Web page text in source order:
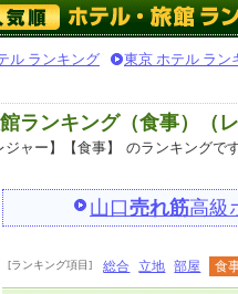
ル ランキング 東京 ホテル ラン
ランキング（食事）（
ャー】【食事】 のランキングで
山口売れ筋高級
[ランキング項目] 総合 立地 部屋 食